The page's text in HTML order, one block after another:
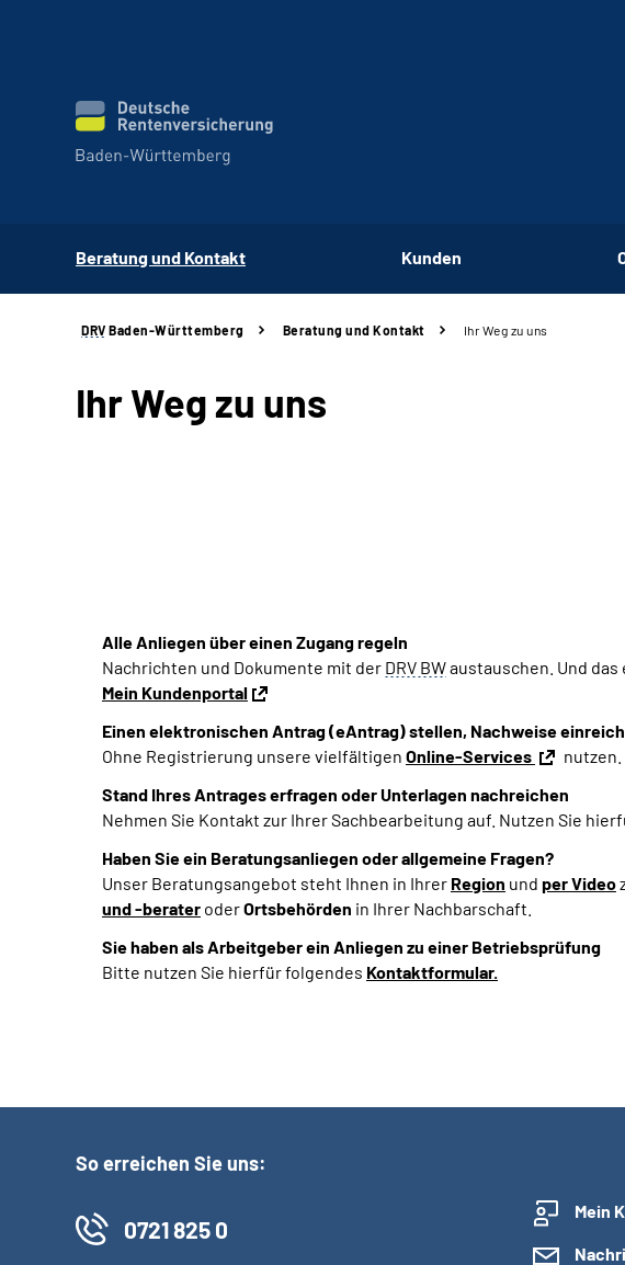
Beratung und Kontakt Kunden
DRV Baden-Württemberg Beratung und Kontakt Ihr Weg zu uns
Ihr Weg zu uns
Alle Anliegen über einen Zugang regeln
Nachrichten und Dokumente mit der DRV BWaustauschen. Und das
Mein Kundenportal
Einen elektronischen Antrag (eAntrag) stellen, Nachweise
Ohne Registrierung unsere vielfältigen Online-Services
nutzen.
Stand Ihres Antrages erfragen oder Unterlagen nachreichen
Nehmen Sie Kontakt zur Ihrer Sachbearbeitung auf. Nutzen Sie
Haben Sie ein Beratungsanliegen oder allgemeine Fragen?
Unser Beratungsangebot steht Ihnen in Ihrer Region und per Video
und -berater oderOrtsbehörden in Ihrer Nachbarschaft.
Sie haben als Arbeitgeber ein Anliegen zu einer Betriebsprüfung
Bitte nutzen Sie hierfür folgendes Kontaktformular.
So erreichen Sie uns:
0721 825 0
Mein